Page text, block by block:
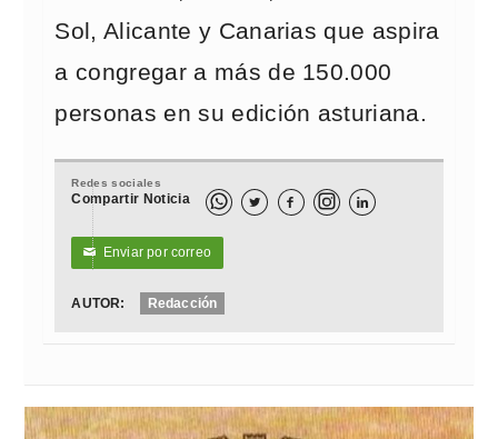
Sol, Alicante y Canarias que aspira
a congregar a más de 150.000
personas en su edición asturiana.
Redes sociales
Compartir Noticia   
✉ Enviar por correo
AUTOR: Redacción